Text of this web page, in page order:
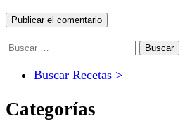
Buscar:
Buscar Recetas >
Categorías